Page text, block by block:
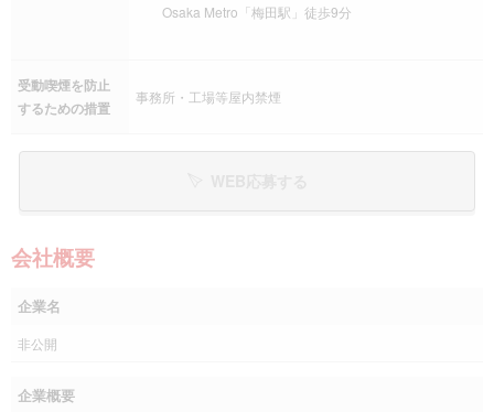
Osaka Metro「梅田駅」徒歩9分
受動喫煙を防止
するための措置
事務所・工場等屋内禁煙
会社概要
企業名
非公開
企業概要